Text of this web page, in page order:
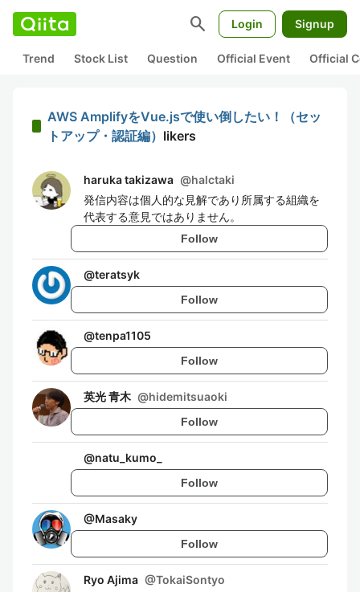
search Login Signup
Trend Stock List Question Official Event Official
AWS AmplifyをVue.jsで使い倒したい！（セッ
トアップ・認証編） likers
haruka takizawa @halctaki
発信内容は個人的な見解であり所属する組織を
代表する意見ではありません。
Follow
@teratsyk
Follow
@tenpa1105
Follow
英光 青木 @hidemitsuaoki
Follow
@natu_kumo_
Follow
@Masaky
Follow
Ryo Ajima @TokaiSontyo